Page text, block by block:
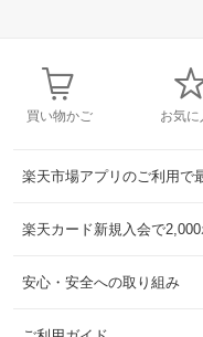
買い物かご お気に
楽天市場アプリのご利用で
楽天カード新規入会で2,000
安心・安全への取り組み